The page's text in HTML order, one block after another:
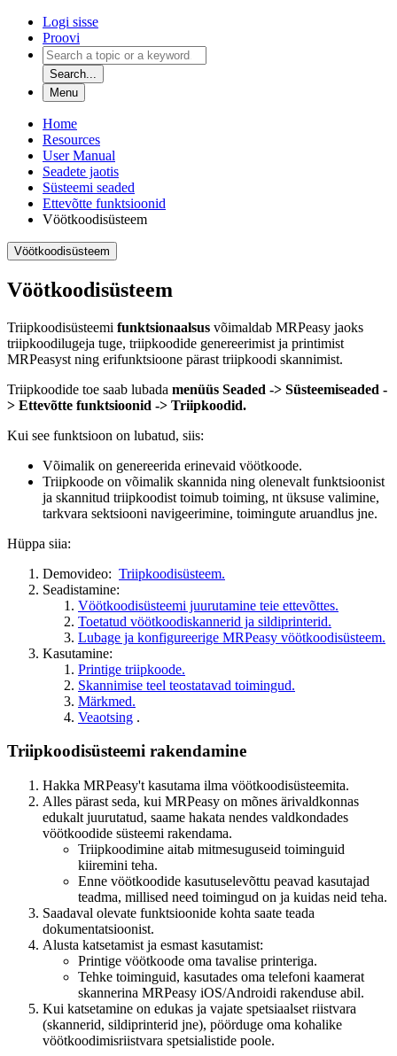
Logi sisse
Proovi
Search...
Menu
Home
Resources
User Manual
Seadete jaotis
Süsteemi seaded
Ettevõtte funktsioonid
Vöötkoodisüsteem
Vöötkoodisüsteem
Vöötkoodisüsteem
Triipkoodisüsteemi funktsionaalsus võimaldab MRPeasy jaoks
triipkoodilugeja tuge, triipkoodide genereerimist ja printimist
MRPeasyst ning erifunktsioone pärast triipkoodi skannimist.
Triipkoodide toe saab lubada menüüs Seaded -> Süsteemiseaded -
> Ettevõtte funktsioonid -> Triipkoodid.
Kui see funktsioon on lubatud, siis:
Võimalik on genereerida erinevaid vöötkoode.
Triipkoode on võimalik skannida ning olenevalt funktsioonist
ja skannitud triipkoodist toimub toiming, nt üksuse valimine,
tarkvara sektsiooni navigeerimine, toimingute aruandlus jne.
Hüppa siia:
Demovideo: Triipkoodisüsteem.
Seadistamine:
Vöötkoodisüsteemi juurutamine teie ettevõttes.
Toetatud vöötkoodiskannerid ja sildiprinterid.
Lubage ja konfigureerige MRPeasy vöötkoodisüsteem.
Kasutamine:
Printige triipkoode.
Skannimise teel teostatavad toimingud.
Märkmed.
Veaotsing .
Triipkoodisüsteemi rakendamine
Hakka MRPeasy't kasutama ilma vöötkoodisüsteemita.
Alles pärast seda, kui MRPeasy on mõnes ärivaldkonnas
edukalt juurutatud, saame hakata nendes valdkondades
vöötkoodide süsteemi rakendama.
Triipkoodimine aitab mitmesuguseid toiminguid
kiiremini teha.
Enne vöötkoodide kasutuselevõttu peavad kasutajad
teadma, millised need toimingud on ja kuidas neid teha.
Saadaval olevate funktsioonide kohta saate teada
dokumentatsioonist.
Alusta katsetamist ja esmast kasutamist:
Printige vöötkoode oma tavalise printeriga.
Tehke toiminguid, kasutades oma telefoni kaamerat
skannerina MRPeasy iOS/Androidi rakenduse abil.
Kui katsetamine on edukas ja vajate spetsiaalset riistvara
(skannerid, sildiprinterid jne), pöörduge oma kohalike
vöötkoodimisriistvara spetsialistide poole.